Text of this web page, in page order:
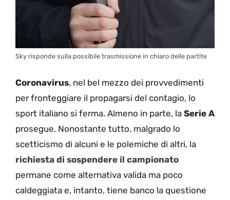
Sky risponde sulla possibile trasmissione in chiaro delle partite
Coronavirus, nel bel mezzo dei provvedimenti
per fronteggiare il propagarsi del contagio, lo
sport italiano si ferma. Almeno in parte, la Serie A
prosegue. Nonostante tutto, malgrado lo
scetticismo di alcuni e le polemiche di altri, la
richiesta di sospendere il campionato
permane come alternativa valida ma poco
caldeggiata e, intanto, tiene banco la questione